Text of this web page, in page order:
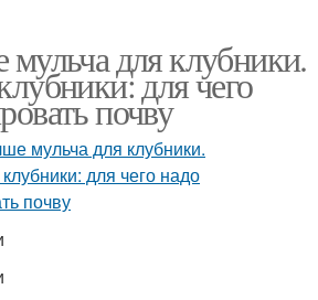
для клубники.
для чего
почву